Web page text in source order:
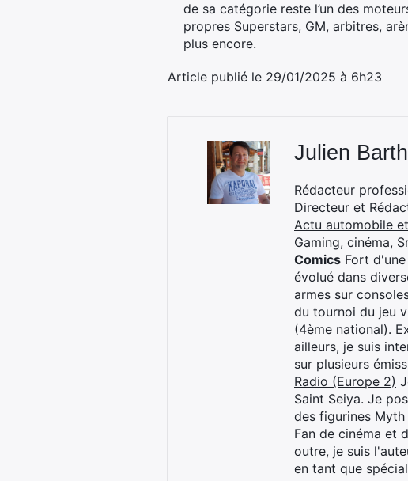
de sa catégorie reste l’un des
propres Superstars, GM, arbitres,
plus encore.
Article publié le 29/01/2025 à 6h23
Julien
Rédacteur
Directeur et
Actu automobile
Gaming, cinéma,
Comics Fort
évolué dans
armes sur
du tournoi du jeu
(4ème national).
ailleurs, je suis
sur plusieurs
Radio (Europe 2)
Saint Seiya. Je
des figurines Myth
Fan de cinéma et
outre, je suis
en tant que